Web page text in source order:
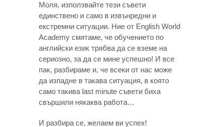
Моля, използвайте тези съвети
единствено и само в извънредни и
екстремни ситуации. Ние от English World
Academy смятаме, че обучението по
английски език трябва да се вземе на
сериозно, за да се мине успешно! И все
пак, разбираме и, че всеки от нас може
да изпадне в такава ситуация, в която
само такива last minute съвети биха
свършили някаква работа…
И разбира се, желаем ви успех!